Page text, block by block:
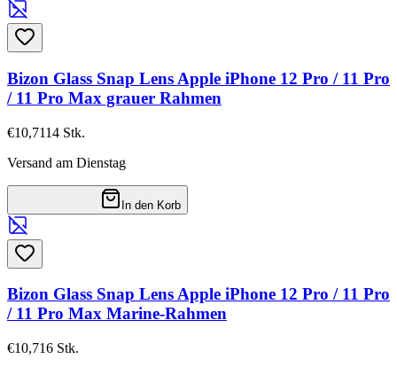
Bizon Glass Snap Lens Apple iPhone 12 Pro / 11 Pro
/ 11 Pro Max grauer Rahmen
€10,7114 Stk.
Versand am Dienstag
In den Korb
Bizon Glass Snap Lens Apple iPhone 12 Pro / 11 Pro
/ 11 Pro Max Marine-Rahmen
€10,716 Stk.